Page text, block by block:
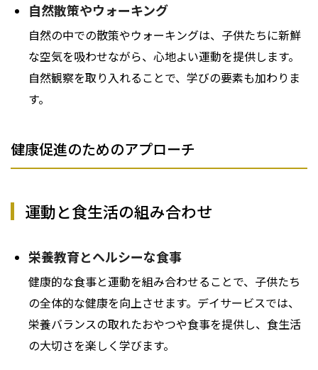
自然散策やウォーキング
自然の中での散策やウォーキングは、子供たちに新鮮
な空気を吸わせながら、心地よい運動を提供します。
自然観察を取り入れることで、学びの要素も加わりま
す。
健康促進のためのアプローチ
運動と食生活の組み合わせ
栄養教育とヘルシーな食事
健康的な食事と運動を組み合わせることで、子供たち
の全体的な健康を向上させます。デイサービスでは、
栄養バランスの取れたおやつや食事を提供し、食生活
の大切さを楽しく学びます。